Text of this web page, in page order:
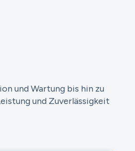
und Wartung bis hin zu
und Zuverlässigkeit